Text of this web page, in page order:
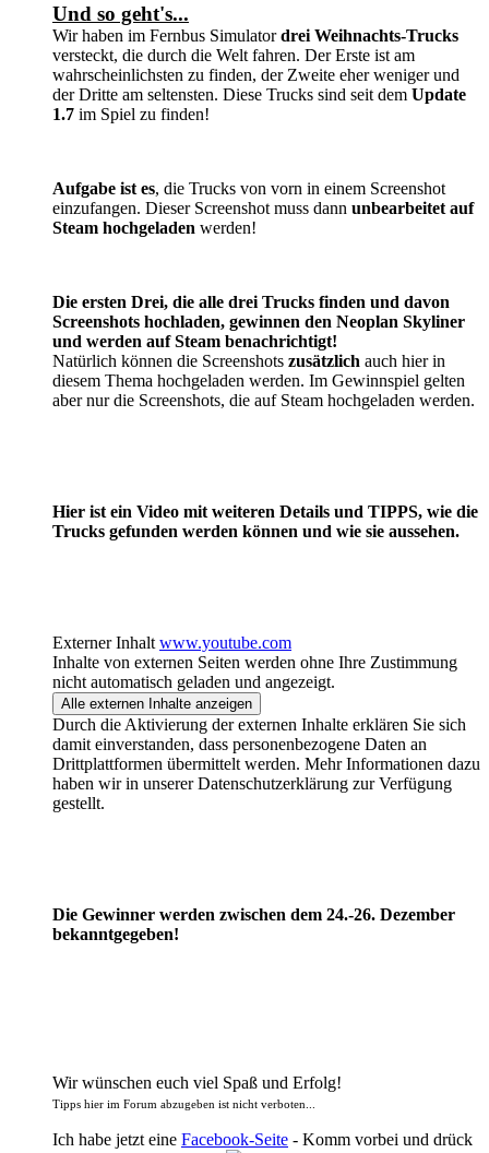
Und so geht's...
Wir haben im Fernbus Simulatordrei Weihnachts-Trucks
versteckt, die durch die Welt fahren. Der Erste ist am
wahrscheinlichsten zu finden, der Zweite eher weniger und
der Dritte am seltensten. Diese Trucks sind seit dem Update
1.7 im Spiel zu finden!
Aufgabe ist es, die Trucks von vorn in einem Screenshot
einzufangen. Dieser Screenshot muss dann unbearbeitet auf
Steam hochgeladen werden!
Die ersten Drei, die alle drei Trucks finden und davon
Screenshots hochladen, gewinnen den Neoplan Skyliner
und werden auf Steam benachrichtigt!
Natürlich können die Screenshots zusätzlich auch hier in
diesem Thema hochgeladen werden. Im Gewinnspiel gelten
aber nur die Screenshots, die auf Steam hochgeladen werden.
Hier ist ein Video mit weiteren Details und TIPPS, wie die
Trucks gefunden werden können und wie sie aussehen.
Externer Inhalt www.youtube.com
Inhalte von externen Seiten werden ohne Ihre Zustimmung
nicht automatisch geladen und angezeigt.
Alle externen Inhalte anzeigen
Durch die Aktivierung der externen Inhalte erklären Sie sich
damit einverstanden, dass personenbezogene Daten an
Drittplattformen übermittelt werden. Mehr Informationen dazu
haben wir in unserer Datenschutzerklärung zur Verfügung
gestellt.
Die Gewinner werden zwischen dem 24.-26. Dezember
bekanntgegeben!
Wir wünschen euch viel Spaß und Erfolg!
Tipps hier im Forum abzugeben ist nicht verboten...
Ich habe jetzt eine Facebook-Seite - Komm vorbei und drück